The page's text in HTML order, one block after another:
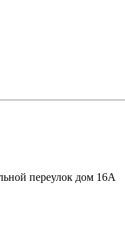
переулок дом 16А